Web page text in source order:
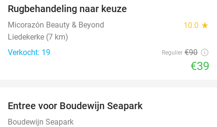
Rugbehandeling naar keuze
Micorazón Beauty & Beyond 10.0 star
Liedekerke (7 km)
Verkocht: 19
Regulier €90
€39
Entree voor Boudewijn Seapark
Boudewijn Seapark